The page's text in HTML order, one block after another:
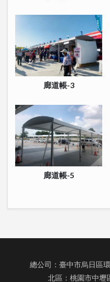
廊道帳-3
廊道帳-5
總公司：臺中市烏日區
北區：桃園市中壢